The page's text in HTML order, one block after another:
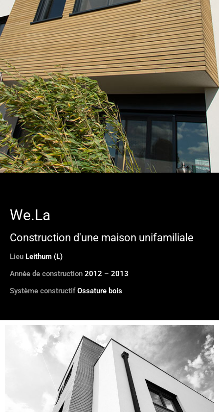
We.La
Construction d'une maison unifamiliale
Lieu Leithum (L)
Année de construction 2012 – 2013
Système constructifOssature bois